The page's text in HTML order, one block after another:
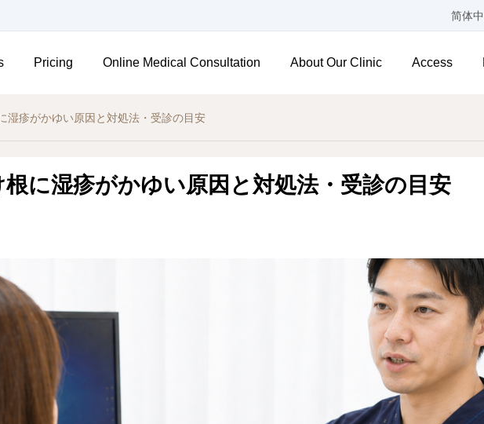
简体
Pricing Online Medical Consultation About Our Clinic Access
湿疹がかゆい原因と対処法・受診の目安
に湿疹がかゆい原因と対処法・受診の目安